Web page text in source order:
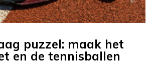
puzzel: maak het
en de tennisballen